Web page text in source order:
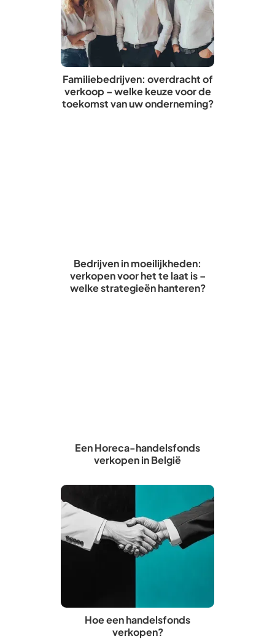
Familiebedrijven: overdracht of
verkoop – welke keuze voor de
toekomst van uw onderneming?
Bedrijven in moeilijkheden:
verkopen voor het te laat is –
welke strategieën hanteren?
Een Horeca-handelsfonds
verkopen in België
Hoe een handelsfonds
verkopen?